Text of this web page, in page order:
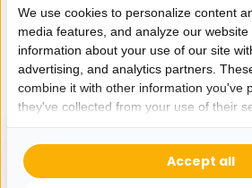
Ontvang de nieuwste aanbiedingen en
je niet spammen, beloofd.
* Lees hier de wettelijke beperkingen
We use cookies to personalize content
media features, and analyze our
information about your use of our site
advertising, and analytics partners.
combine it with other information you've
they've collected from your use of their
Accept all